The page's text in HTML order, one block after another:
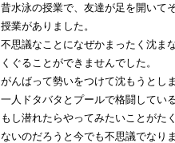
昔水泳の授業で、友達が足を開いて
授業がありました。
不思議なことになぜかまったく沈ま
くぐることができませんでした。
がんばって勢いをつけて沈もうとし
一人ドタバタとプールで格闘してい
もし潜れたらやってみたいことがた
ないのだろうと今でも不思議でなり